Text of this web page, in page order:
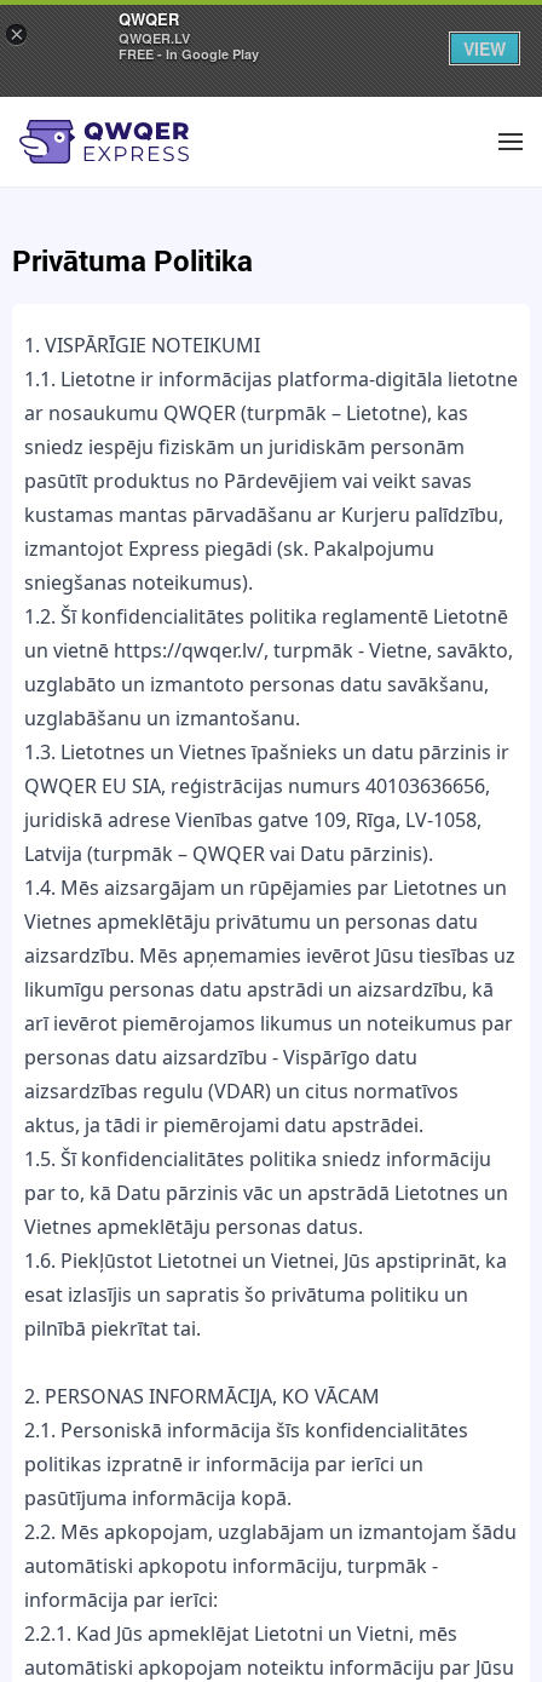
Privātuma Politika
1. VISPĀRĪGIE NOTEIKUMI
1.1. Lietotne ir informācijas platforma-digitāla lietotne
ar nosaukumu QWQER (turpmāk – Lietotne), kas
sniedz iespēju fiziskām un juridiskām personām
pasūtīt produktus no Pārdevējiem vai veikt savas
kustamas mantas pārvadāšanu ar Kurjeru palīdzību,
izmantojot Express piegādi (sk. Pakalpojumu
sniegšanas noteikumus).
1.2. Šī konfidencialitātes politika reglamentē Lietotnē
un vietnē https://qwqer.lv/, turpmāk - Vietne, savākto,
uzglabāto un izmantoto personas datu savākšanu,
uzglabāšanu un izmantošanu.
1.3. Lietotnes un Vietnes īpašnieks un datu pārzinis ir
QWQER EU SIA, reģistrācijas numurs 40103636656,
juridiskā adrese Vienības gatve 109, Rīga, LV-1058,
Latvija (turpmāk – QWQER vai Datu pārzinis).
1.4. Mēs aizsargājam un rūpējamies par Lietotnes un
Vietnes apmeklētāju privātumu un personas datu
aizsardzību. Mēs apņemamies ievērot Jūsu tiesības uz
likumīgu personas datu apstrādi un aizsardzību, kā
arī ievērot piemērojamos likumus un noteikumus par
personas datu aizsardzību - Vispārīgo datu
aizsardzības regulu (VDAR) un citus normatīvos
aktus, ja tādi ir piemērojami datu apstrādei.
1.5. Šī konfidencialitātes politika sniedz informāciju
par to, kā Datu pārzinis vāc un apstrādā Lietotnes un
Vietnes apmeklētāju personas datus.
1.6. Piekļūstot Lietotnei un Vietnei, Jūs apstiprināt, ka
esat izlasījis un sapratis šo privātuma politiku un
pilnībā piekrītat tai.
2. PERSONAS INFORMĀCIJA, KO VĀCAM
2.1. Personiskā informācija šīs konfidencialitātes
politikas izpratnē ir informācija par ierīci un
pasūtījuma informācija kopā.
2.2. Mēs apkopojam, uzglabājam un izmantojam šādu
automātiski apkopotu informāciju, turpmāk -
informācija par ierīci:
2.2.1. Kad Jūs apmeklējat Lietotni un Vietni, mēs
automātiski apkopojam noteiktu informāciju par Jūsu
×
QWQER
QWQER.LV
FREE - In Google Play
VIEW